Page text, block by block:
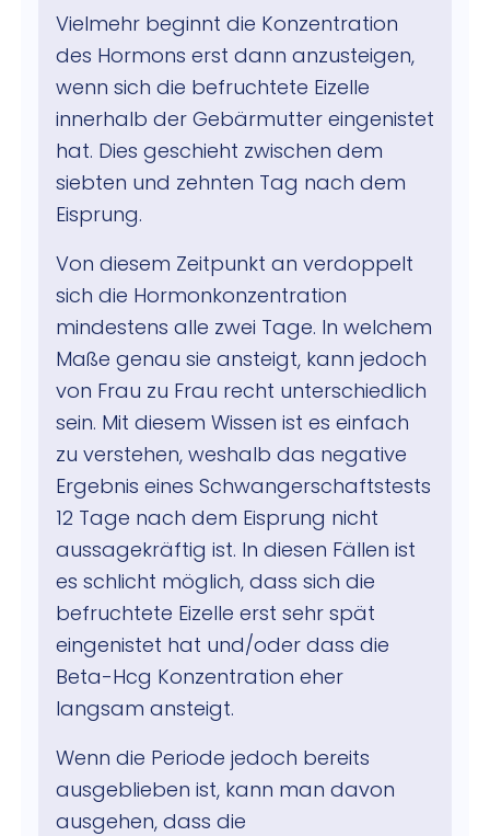
Vielmehr beginnt die Konzentration
des Hormons erst dann anzusteigen,
wenn sich die befruchtete Eizelle
innerhalb der Gebärmutter eingenistet
hat. Dies geschieht zwischen dem
siebten und zehnten Tag nach dem
Eisprung.
Von diesem Zeitpunkt an verdoppelt
sich die Hormonkonzentration
mindestens alle zwei Tage. In welchem
Maße genau sie ansteigt, kann jedoch
von Frau zu Frau recht unterschiedlich
sein. Mit diesem Wissen ist es einfach
zu verstehen, weshalb das negative
Ergebnis eines Schwangerschaftstests
12 Tage nach dem Eisprung nicht
aussagekräftig ist. In diesen Fällen ist
es schlicht möglich, dass sich die
befruchtete Eizelle erst sehr spät
eingenistet hat und/oder dass die
Beta-Hcg Konzentration eher
langsam ansteigt.
Wenn die Periode jedoch bereits
ausgeblieben ist, kann man davon
ausgehen, dass die